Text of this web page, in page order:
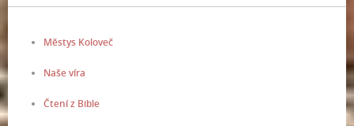
Městys Koloveč
Naše víra
Čtení z Bible